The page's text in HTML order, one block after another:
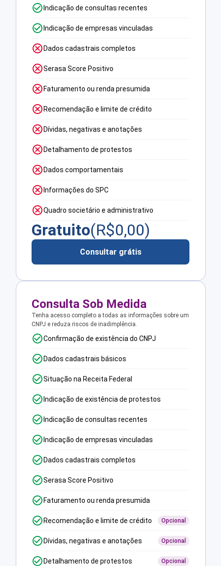
Indicação de consultas recentes
Indicação de empresas vinculadas
Dados cadastrais completos
Serasa Score Positivo
Faturamento ou renda presumida
Recomendação e limite de crédito
Dívidas, negativas e anotações
Detalhamento de protestos
Dados comportamentais
Informações do SPC
Quadro societário e administrativo
Gratuito(R$0,00)
Consultar grátis
Consulta Sob Medida
Tenha acesso completo a todas as informações sobre um
CNPJ e reduza riscos de inadimplência.
Confirmação de existência do CNPJ
Dados cadastrais básicos
Situação na Receita Federal
Indicação de existência de protestos
Indicação de consultas recentes
Indicação de empresas vinculadas
Dados cadastrais completos
Serasa Score Positivo
Faturamento ou renda presumida
Recomendação e limite de crédito Opcional
Dívidas, negativas e anotações Opcional
Detalhamento de protestos Opcional